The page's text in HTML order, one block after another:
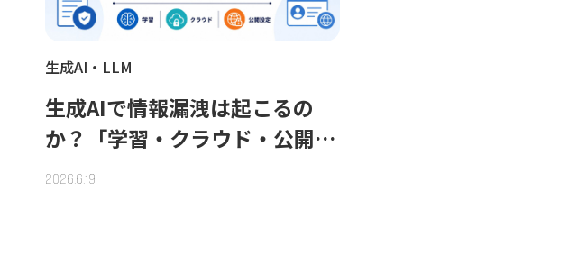
生成AI・LLM
生成AIで情報漏洩は起こるの
か？「学習・クラウド・公開設
定」3つのリスクで判断する
2026.6.19